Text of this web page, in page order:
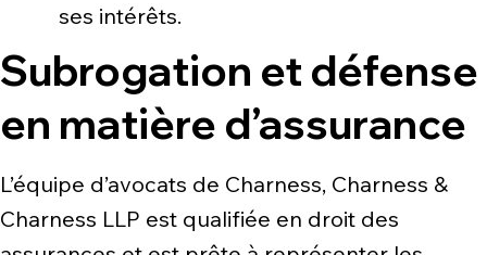
ses intérêts.
Subrogation et défense
en matière d’assurance
L’équipe d’avocats de Charness, Charness &
Charness LLP est qualifiée en droit des